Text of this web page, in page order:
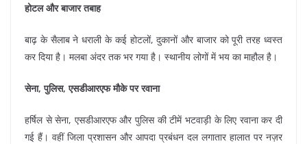
होटल और बाजार तबाह
बाढ़ के सैलाब ने धराली के कई होटलों, दुकानों और बाजार को पूरी तरह ध्वस्त
कर दिया है। मलबा अंदर तक भर गया है। स्थानीय लोगों में भय का माहौल है।
सेना, पुलिस, एसडीआरएफ मौके पर रवाना
हर्षिल से सेना, एसडीआरएफ और पुलिस की टीमें भटवाड़ी के लिए रवाना कर दी
गई हैं। वहीं जिला प्रशासन और आपदा प्रबंधन दल लगातार हालात पर नज़र